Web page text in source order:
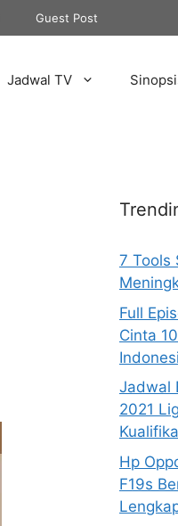
Guest Post
Jadwal TV
7 Tools
Full
Cinta
Jadwal
2021
Hp
F19s